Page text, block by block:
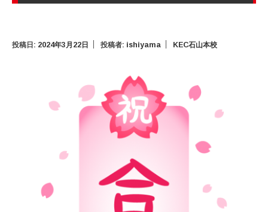
投稿日: 2024年3月22日 投稿者: ishiyama KEC石山本校